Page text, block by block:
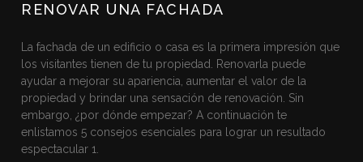
RENOVAR UNA FACHADA
La fachada de un edificio o casa es la primera impresión que
los visitantes tienen de tu propiedad. Renovarla puede
ayudar a mejorar su apariencia, aumentar el valor de la
propiedad y brindar una sensación de renovación. Sin
embargo, ¿por dónde empezar? A continuación te
enlistamos 5 consejos esenciales para lograr un resultado
espectacular 1.